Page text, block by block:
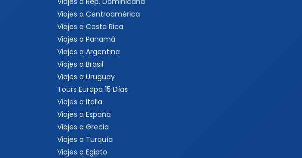
Viajes a Centroamérica
Viajes a Costa Rica
Viajes a Panamá
Viajes a Argentina
Viajes a Brasil
Viajes a Uruguay
Tours Europa 15 Días
Viajes a Italia
Viajes a España
Viajes a Grecia
Viajes a Turquía
Viajes a Egipto